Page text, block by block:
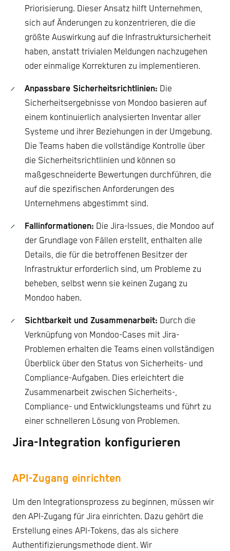
Priorisierung. Dieser Ansatz hilft Unternehmen,
sich auf Änderungen zu konzentrieren, die die
größte Auswirkung auf die Infrastruktursicherheit
haben, anstatt trivialen Meldungen nachzugehen
oder einmalige Korrekturen zu implementieren.
Anpassbare Sicherheitsrichtlinien: Die
Sicherheitsergebnisse von Mondoo basieren auf
einem kontinuierlich analysierten Inventar aller
Systeme und ihrer Beziehungen in der Umgebung.
Die Teams haben die vollständige Kontrolle über
die Sicherheitsrichtlinien und können so
maßgeschneiderte Bewertungen durchführen, die
auf die spezifischen Anforderungen des
Unternehmens abgestimmt sind.
Fallinformationen: Die Jira-Issues, die Mondoo auf
der Grundlage von Fällen erstellt, enthalten alle
Details, die für die betroffenen Besitzer der
Infrastruktur erforderlich sind, um Probleme zu
beheben, selbst wenn sie keinen Zugang zu
Mondoo haben.
Sichtbarkeit und Zusammenarbeit: Durch die
Verknüpfung von Mondoo-Cases mit Jira-
Problemen erhalten die Teams einen vollständigen
Überblick über den Status von Sicherheits- und
Compliance-Aufgaben. Dies erleichtert die
Zusammenarbeit zwischen Sicherheits-,
Compliance- und Entwicklungsteams und führt zu
einer schnelleren Lösung von Problemen.
Jira-Integration konfigurieren
API-Zugang einrichten
Um den Integrationsprozess zu beginnen, müssen wir
den API-Zugang für Jira einrichten. Dazu gehört die
Erstellung eines API-Tokens, das als sichere
Authentifizierungsmethode dient. Wir